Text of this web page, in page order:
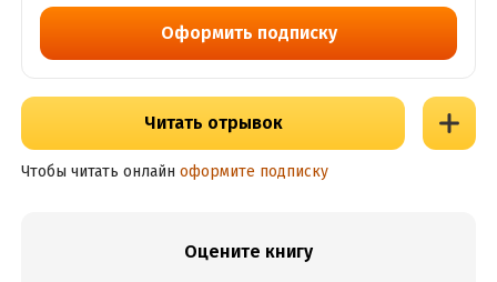
Оформить подписку
Читать отрывок
Чтобы читать онлайн оформите подписку
Оцените книгу